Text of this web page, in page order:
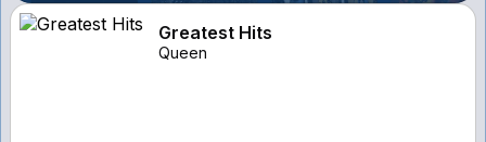
Greatest Hits
Queen